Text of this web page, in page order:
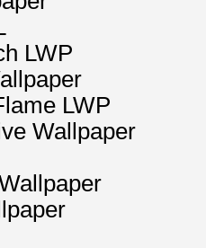
LWP
LWP
Wallpaper